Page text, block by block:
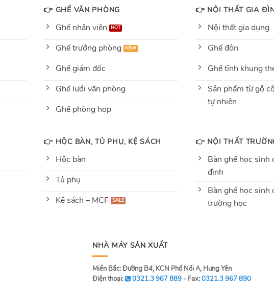
👉 GHẾ VĂN PHÒNG
Ghế nhân viên
Ghế trưởng phòng
Ghế giám đốc
Ghế lưới văn phòng
Ghế phòng họp
👉 NỘI THẤT GIA
Nội thất gia dụng
Ghế đôn
Ghế tĩnh khung
Sản phẩm từ gỗ
tự nhiên
👉 HỘC BÀN, TỦ PHỤ, KỆ SÁCH
Hộc bàn
Tủ phụ
Kệ sách – MCF
👉 NỘI THẤT
Bàn ghế học sinh
đình
Bàn ghế học sinh
trường học
NHÀ MÁY SẢN XUẤT
Miền Bắc: Đường B4, KCN Phố Nối A, Hưng Yên
Điện thoại:
0321.3 967 889 - Fax:0321.3 967 890